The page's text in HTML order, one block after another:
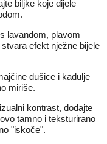
biljke koje dijele
lavandom, plavom
efekt nježne bijele
dušice i kadulje
miriše.
kontrast, dodajte
tamno i teksturirano
"iskoče".